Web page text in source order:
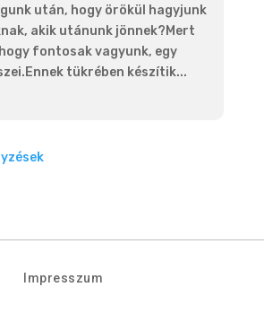
után, hogy örökül hagyjunk
akik utánunk jönnek?Mert
fontosak vagyunk, egy
tükrében készítik...
Impresszum